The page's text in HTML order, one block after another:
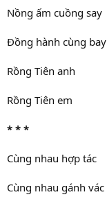
Nồng ấm cuồng say
Đồng hành cùng bay
Rồng Tiên anh
Rồng Tiên em
* * *
Cùng nhau hợp tác
Cùng nhau gánh vác